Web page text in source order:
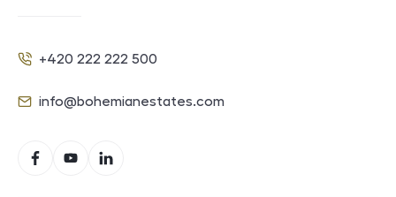
Telefon
+420 222 222 500
E-mail
info@bohemianestates.com
FacebookYouTubeLinkedIn